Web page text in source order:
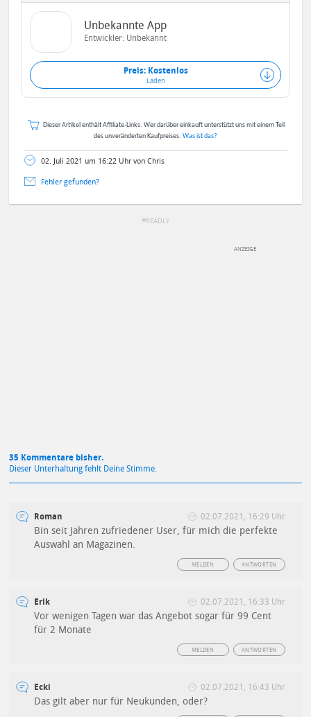
Unbekannte App
Entwickler: Unbekannt
Preis: Kostenlos
Laden
Dieser Artikel enthält Affiliate-Links. Wer darüber einkauft unterstützt uns mit einem Teil
des unveränderten Kaufpreises. Was ist das?
02. Juli 2021 um 16:22 Uhr von Chris
Fehler gefunden?
READLY
35 Kommentare bisher.
Dieser Unterhaltung fehlt Deine Stimme.
Roman 02.07.2021, 16:29 Uhr
Bin seit Jahren zufriedener User, für mich die perfekte
Auswahl an Magazinen.
ANTWORTEN
MELDEN
Erik 02.07.2021, 16:33 Uhr
Vor wenigen Tagen war das Angebot sogar für 99 Cent
für 2 Monate
ANTWORTEN
MELDEN
Ecki 02.07.2021, 16:43 Uhr
Das gilt aber nur für Neukunden, oder?